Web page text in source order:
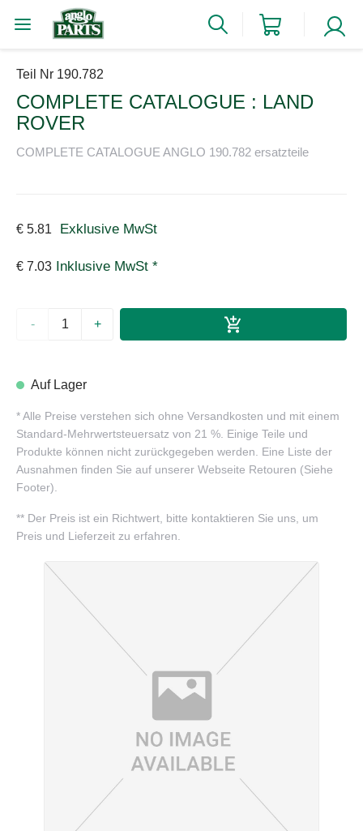
Teil Nr 190.782
COMPLETE CATALOGUE : LAND
ROVER
COMPLETE CATALOGUE ANGLO 190.782 ersatzteile
€ 5.81 Exklusive MwSt
€ 7.03 Inklusive MwSt *
- +
Auf Lager
*Alle Preise verstehen sich ohne Versandkosten und mit einem
Standard-Mehrwertsteuersatz von 21 %. Einige Teile und
Produkte können nicht zurückgegeben werden. Eine Liste der
Ausnahmen finden Sie auf unserer Webseite Retouren (Siehe
Footer).
** Der Preis ist ein Richtwert, bitte kontaktieren Sie uns, um
Preis und Lieferzeit zu erfahren.